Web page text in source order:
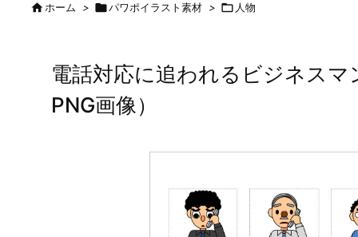
ホーム > パワポイラスト素材 >  人物
電話対応に追われるビジネス
PNG画像）